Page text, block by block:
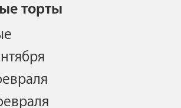
торты